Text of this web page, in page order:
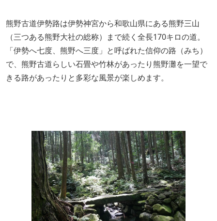
熊野古道伊勢路は伊勢神宮から和歌山県にある熊野三山
（三つある熊野大社の総称）まで続く全長170キロの道。
「伊勢へ七度、熊野へ三度」と呼ばれた信仰の路（みち）
で、熊野古道らしい石畳や竹林があったり熊野灘を一望で
きる路があったりと多彩な風景が楽しめます。